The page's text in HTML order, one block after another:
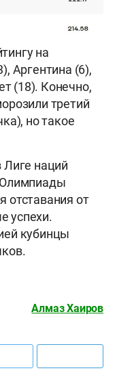
на
Аргентина (6),
(18). Конечно,
третий
но такое
Лиге наций
Олимпиады
отставания от
успехи.
кубинцы
Алмаз Хаиров